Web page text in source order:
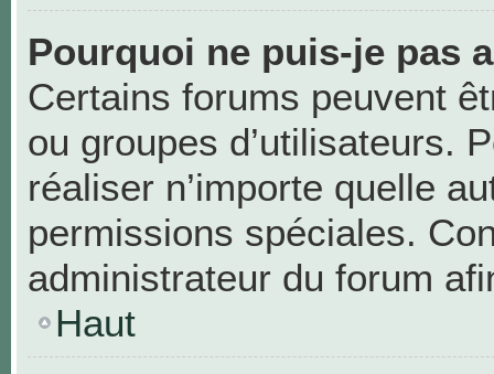
Pourquoi ne puis-je pas
Certains forums peuvent
ou groupes d’utilisateurs.
réaliser n’importe quelle
permissions spéciales.
administrateur du forum
Haut